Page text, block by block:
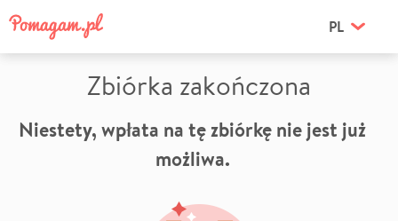
PL
Zbiórka zakończona
Niestety, wpłata na tę zbiórkę nie jest już
możliwa.